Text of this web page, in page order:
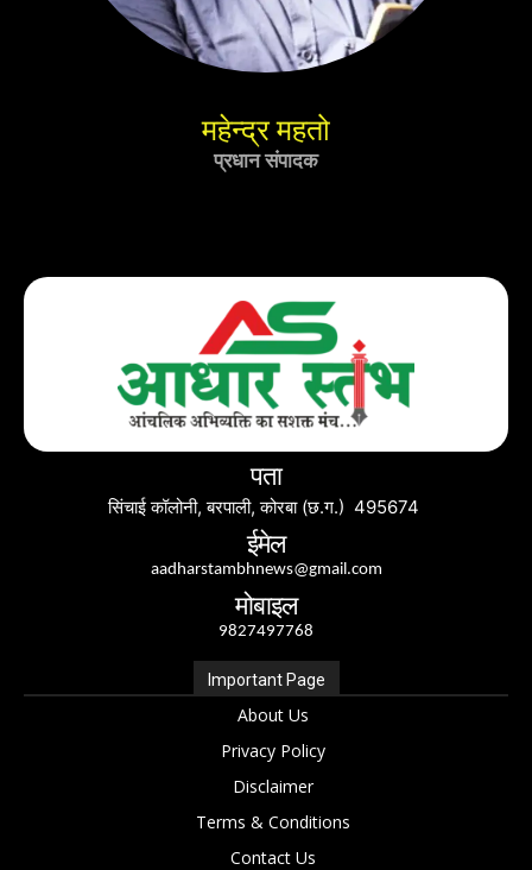
महेन्द्र महतो
प्रधान संपादक
पता
सिंचाई कॉलोनी, बरपाली, कोरबा (छ.ग.) 495674
ईमेल
aadharstambhnews@gmail.com
मोबाइल
9827497768
Important Page
About Us
Privacy Policy
Disclaimer
Terms & Conditions
Contact Us